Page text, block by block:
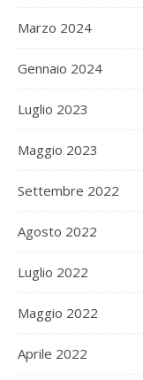
Marzo 2024
Gennaio 2024
Luglio 2023
Maggio 2023
Settembre 2022
Agosto 2022
Luglio 2022
Maggio 2022
Aprile 2022